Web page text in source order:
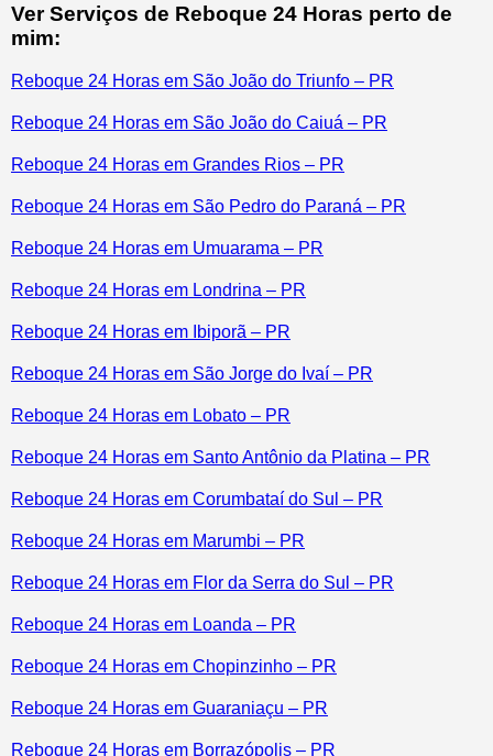
Ver Serviços de Reboque 24 Horas perto de
mim:
Reboque 24 Horas em São João do Triunfo – PR
Reboque 24 Horas em São João do Caiuá – PR
Reboque 24 Horas em Grandes Rios – PR
Reboque 24 Horas em São Pedro do Paraná – PR
Reboque 24 Horas em Umuarama – PR
Reboque 24 Horas em Londrina – PR
Reboque 24 Horas em Ibiporã – PR
Reboque 24 Horas em São Jorge do Ivaí – PR
Reboque 24 Horas em Lobato – PR
Reboque 24 Horas em Santo Antônio da Platina – PR
Reboque 24 Horas em Corumbataí do Sul – PR
Reboque 24 Horas em Marumbi – PR
Reboque 24 Horas em Flor da Serra do Sul – PR
Reboque 24 Horas em Loanda – PR
Reboque 24 Horas em Chopinzinho – PR
Reboque 24 Horas em Guaraniaçu – PR
Reboque 24 Horas em Borrazópolis – PR